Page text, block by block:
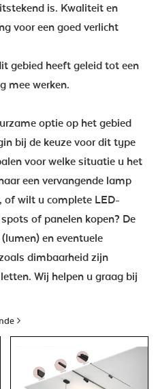
is. Kwaliteit en
voor een goed verlicht
gebied heeft geleid tot een
mee werken.
optie op het gebied
bij de keuze voor dit type
voor welke situatie u het
een vervangende lamp
of wilt u complete LED-
of panelen kopen? De
en eventuele
dimbaarheid zijn
Wij helpen u graag bij